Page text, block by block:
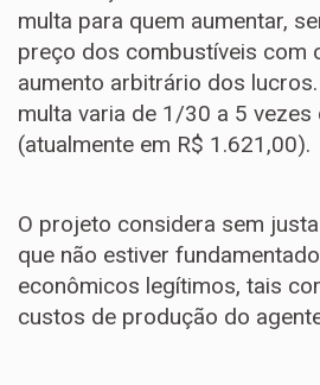
multa para quem aumentar,
preço dos combustíveis com
aumento arbitrário dos
multa varia de 1/30 a 5 vezes
(atualmente em R$ 1.621,00).
O projeto considera sem
que não estiver
econômicos legítimos, tais
custos de produção do